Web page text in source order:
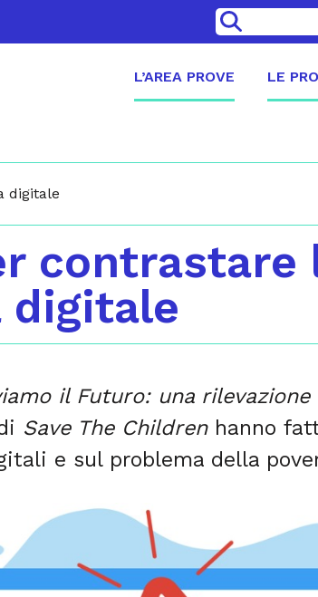
>
L’AREA PROVE LE
digitale
digitale
il Futuro: una
Save The Childrenhanno
e sul problema della